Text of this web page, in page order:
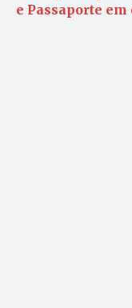
e Passaporte